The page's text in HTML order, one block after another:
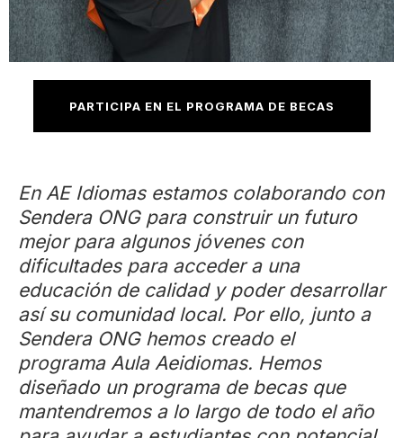
PARTICIPA EN EL PROGRAMA DE BECAS
En AE Idiomas estamos colaborando con
Sendera ONG para construir un futuro
mejor para algunos jóvenes con
dificultades para acceder a una
educación de calidad y poder desarrollar
así su comunidad local. Por ello, junto a
Sendera ONG hemos creado el
programa Aula Aeidiomas. Hemos
diseñado un programa de becas que
mantendremos a lo largo de todo el año